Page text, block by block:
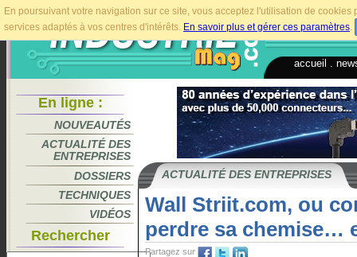
En poursuivant votre navigation sur ce site, vous acceptez l'utilisation de
services adaptés à vos centres d'intérêts. En savoir plus et gérer ces paramètres.
accueil
En ligne :
NOUVEAUTÉS
ACTUALITÉ DES
ENTREPRISES
DOSSIERS
TECHNIQUES
VIDÉOS
Rechercher
ACTUALITÉ DES ENTREPRISES
Wall Striit.com, ou
perdre sa chemise…
Partagez sur